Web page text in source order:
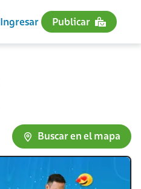
Ingresar Publicar
Buscar en el mapa